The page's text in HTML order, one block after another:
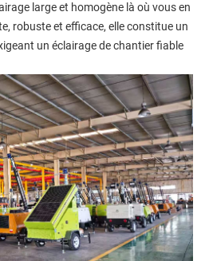
large et homogène là où vous en
robuste et efficace, elle constitue un
un éclairage de chantier fiable